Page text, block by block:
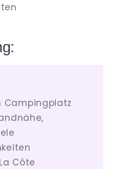
Campingplatz
Côte